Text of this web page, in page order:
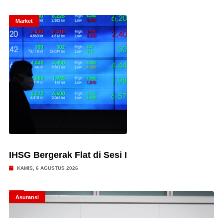
Market
IHSG Bergerak Flat di Sesi I
KAMIS, 6 AGUSTUS 2026
Asuransi